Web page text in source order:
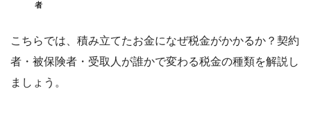
者
こちらでは、 積み立てたお金になぜ税金がかかるか？契約
者・被保険者・受取人が誰かで変わる税金の種類を解説し
ましょう。